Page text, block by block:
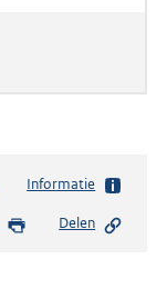
Informatie
Delen